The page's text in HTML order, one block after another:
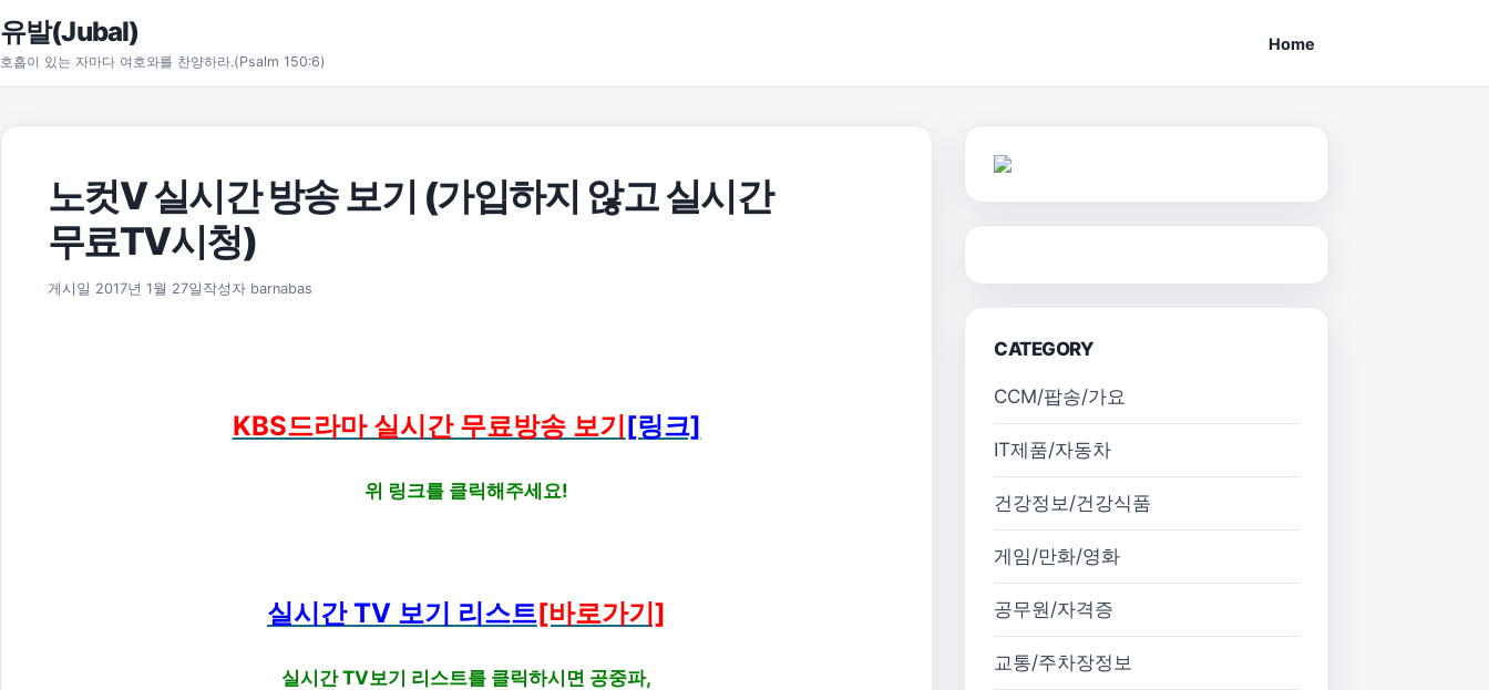
본문으로 건너뛰기
유발(Jubal)
호흡이 있는 자마다 여호와를 찬양하라.(Psalm 150:6)
Home
노컷V 실시간 방송 보기 (가입하지 않고 실시간
무료TV시청)
게시일 2017년 1월 27일 2018년 4월 9일
작성자 barnabas
KBS드라마 실시간 무료방송 보기 [링크]
위 링크를 클릭해주세요!
실시간 TV 보기 리스트[바로가기]
실시간 TV보기 리스트를 클릭하시면 공중파,
CATEGORY
CCM/팝송/가요
IT제품/자동차
건강정보/건강식품
게임/만화/영화
공무원/자격증
교통/주차장정보